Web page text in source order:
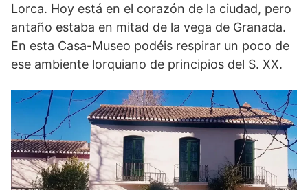
Lorca. Hoy está en el corazón de la ciudad, pero
antaño estaba en mitad de la vega de Granada.
En esta Casa-Museo podéis respirar un poco de
ese ambiente lorquiano de principios del S. XX.